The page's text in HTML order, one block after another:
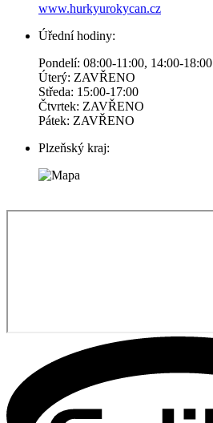
www.hurkyurokycan.cz
Úřední hodiny:
Pondelí: 08:00-11:00, 14:00-18:00
Úterý: ZAVŘENO
Středa: 15:00-17:00
Čtvrtek: ZAVŘENO
Pátek: ZAVŘENO
Plzeňský kraj: